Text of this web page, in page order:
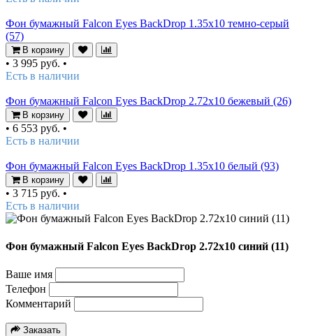
Фон бумажный Falcon Eyes BackDrop 1.35x10 темно-серый
(57)
В корзину
• 3 995 руб. •
Есть в наличии
Фон бумажный Falcon Eyes BackDrop 2.72x10 бежевый (26)
В корзину
• 6 553 руб. •
Есть в наличии
Фон бумажный Falcon Eyes BackDrop 1.35x10 белый (93)
В корзину
• 3 715 руб. •
Есть в наличии
Фон бумажный Falcon Eyes BackDrop 2.72x10 синий (11)
Ваше имя
Телефон
Комментарий
Заказать